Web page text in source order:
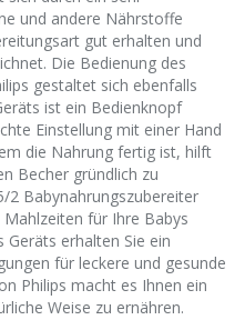
und andere Nährstoffe
gut erhalten und
Die Bedienung des
gestaltet sich ebenfalls
ist ein Bedienknopf
Einstellung mit einer Hand
die Nahrung fertig ist, hilft
Becher gründlich zu
2 Babynahrungszubereiter
für Ihre Babys
erhalten Sie ein
für leckere und gesunde
Philips macht es Ihnen ein
Weise zu ernähren.